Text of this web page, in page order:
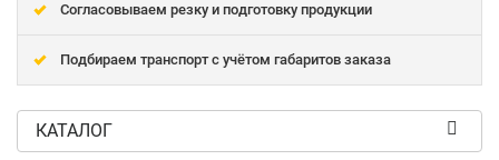
Согласовываем резку и подготовку продукции
Подбираем транспорт с учётом габаритов заказа
КАТАЛОГ